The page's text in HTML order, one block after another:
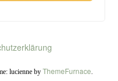
lucienne by ThemeFurnace